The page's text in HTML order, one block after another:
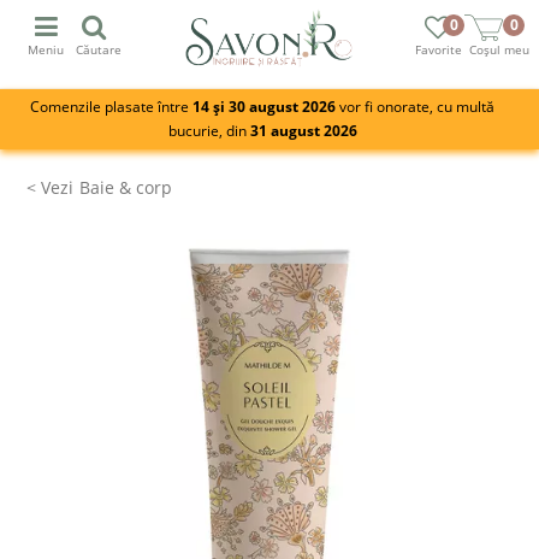
Favorite
0
Coșul meu
0
Meniu Căutare
Comenzile plasate între 14 și 30 august 2026vor fi onorate, cu multă
bucurie, din31 august 2026
Baie & corp